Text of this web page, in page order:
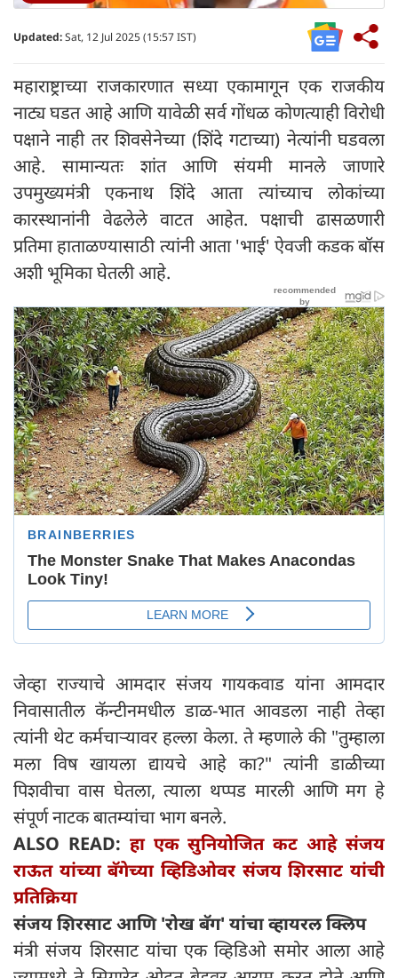
Updated:Sat, 12 Jul 2025 (15:57 IST)
महाराष्ट्राच्या राजकारणात सध्या एकामागून एक राजकीय
नाट्य घडत आहे आणि यावेळी सर्व गोंधळ कोणत्याही विरोधी
पक्षाने नाही तर शिवसेनेच्या (शिंदे गटाच्या) नेत्यांनी घडवला
आहे. सामान्यतः शांत आणि संयमी मानले जाणारे
उपमुख्यमंत्री एकनाथ शिंदे आता त्यांच्याच लोकांच्या
कारस्थानांनी वेढलेले वाटत आहेत. पक्षाची ढासळणारी
प्रतिमा हाताळण्यासाठी त्यांनी आता 'भाई' ऐवजी कडक बॉस
अशी भूमिका घेतली आहे.
जेव्हा राज्याचे आमदार संजय गायकवाड यांना आमदार
निवासातील कॅन्टीनमधील डाळ-भात आवडला नाही तेव्हा
त्यांनी थेट कर्मचाऱ्यावर हल्ला केला. ते म्हणाले की "तुम्हाला
मला विष खायला द्यायचे आहे का?" त्यांनी डाळीच्या
पिशवीचा वास घेतला, त्याला थप्पड मारली आणि मग हे
संपूर्ण नाटक बातम्यांचा भाग बनले.
ALSO READ: हा एक सुनियोजित कट आहे संजय
राऊत यांच्या बॅगेच्या व्हिडिओवर संजय शिरसाट यांची
प्रतिक्रिया
संजय शिरसाट आणि 'रोख बॅग' यांचा व्हायरल क्लिप
मंत्री संजय शिरसाट यांचा एक व्हिडिओ समोर आला आहे